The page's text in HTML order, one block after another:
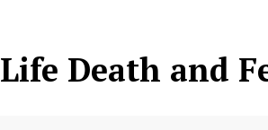
Life Death and